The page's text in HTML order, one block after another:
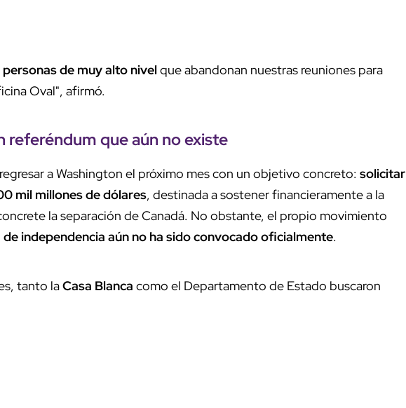
personas de muy alto nivelque abandonan nuestras reuniones para
Oval", afirmó.
referéndum que aún no existe
a Washington el próximo mes con un objetivo concreto: solicitar
mil millones de dólares, destinada a sostener financieramente a la
la separación de Canadá. No obstante, el propio movimiento
independencia aún no ha sido convocado oficialmente.
tanto laCasa Blanca como el Departamento de Estado buscaron